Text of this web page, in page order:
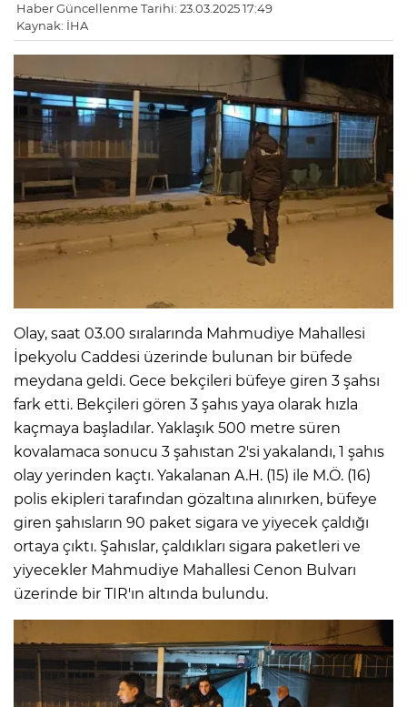
Haber Güncellenme Tarihi: 23.03.2025 17:49
Kaynak: İHA
Olay, saat 03.00 sıralarında Mahmudiye Mahallesi
İpekyolu Caddesi üzerinde bulunan bir büfede
meydana geldi. Gece bekçileri büfeye giren 3 şahsı
fark etti. Bekçileri gören 3 şahıs yaya olarak hızla
kaçmaya başladılar. Yaklaşık 500 metre süren
kovalamaca sonucu 3 şahıstan 2'si yakalandı, 1 şahıs
olay yerinden kaçtı. Yakalanan A.H. (15) ile M.Ö. (16)
polis ekipleri tarafından gözaltına alınırken, büfeye
giren şahısların 90 paket sigara ve yiyecek çaldığı
ortaya çıktı. Şahıslar, çaldıkları sigara paketleri ve
yiyecekler Mahmudiye Mahallesi Cenon Bulvarı
üzerinde bir TIR'ın altında bulundu.